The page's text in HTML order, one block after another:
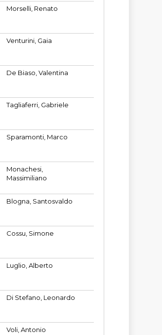
Morselli, Renato
Venturini, Gaia
De Biaso, Valentina
Tagliaferri, Gabriele
Sparamonti, Marco
Monachesi,
Massimiliano
Blogna, Santosvaldo
Cossu, Simone
Luglio, Alberto
Di Stefano, Leonardo
Voli, Antonio